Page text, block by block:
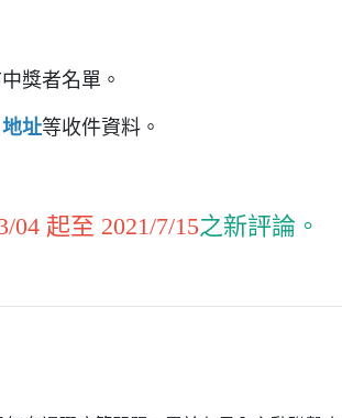
獎者名單。
址等收件資料。
04 起至 2021/7/15之新評論。